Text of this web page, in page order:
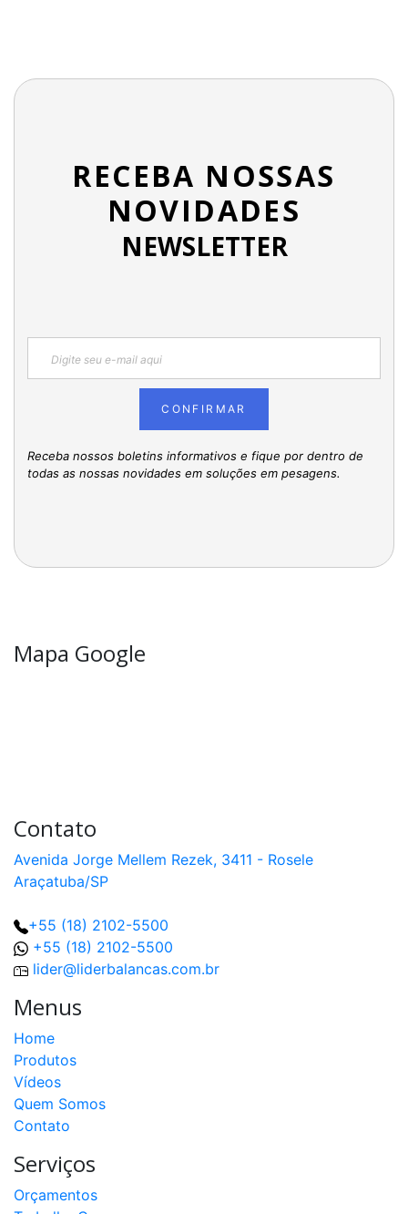
RECEBA NOSSAS
NOVIDADES
NEWSLETTER
CONFIRMAR
Receba nossos boletins informativos e fique por dentro de
todas as nossas novidades em soluções em pesagens.
Mapa Google
Contato
Avenida Jorge Mellem Rezek, 3411 - Rosele
Araçatuba/SP
+55 (18) 2102-5500
+55 (18) 2102-5500
lider@liderbalancas.com.br
Menus
Home
Produtos
Vídeos
Quem Somos
Contato
Serviços
Orçamentos